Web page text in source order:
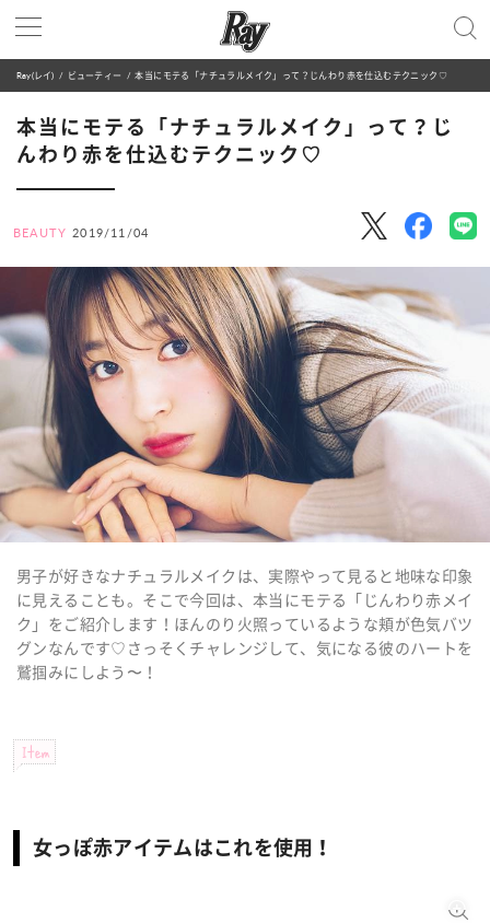
Ray(レイ) ビューティー 本当にモテる「ナチュラルメイク」って？じんわり赤を仕込むテクニック♡
本当にモテる「ナチュラルメイク」って？じ
んわり赤を仕込むテクニック♡
BEAUTY 2019/11/04
男子が好きなナチュラルメイクは、実際やって見ると地味な印象
に見えることも。そこで今回は、本当にモテる「じんわり赤メイ
ク」をご紹介します！ほんのり火照っているような頬が色気バツ
グンなんです♡さっそくチャレンジして、気になる彼のハートを
鷲掴みにしよう〜！
Item
女っぽ赤アイテムはこれを使用！